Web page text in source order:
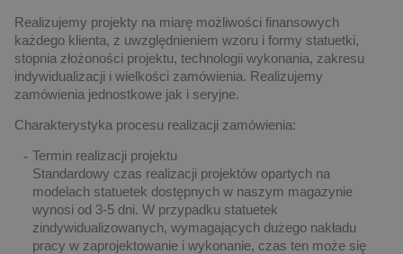
Realizujemy projekty na miarę możliwości finansowych
każdego klienta, z uwzględnieniem wzoru i formy statuetki,
stopnia złożoności projektu, technologii wykonania, zakresu
indywidualizacji i wielkości zamówienia. Realizujemy
zamówienia jednostkowe jak i seryjne.
Charakterystyka procesu realizacji zamówienia:
Termin realizacji projektu
Standardowy czas realizacji projektów opartych na
modelach statuetek dostępnych w naszym magazynie
wynosi od 3-5 dni. W przypadku statuetek
zindywidualizowanych, wymagających dużego nakładu
pracy w zaprojektowanie i wykonanie, czas ten może się